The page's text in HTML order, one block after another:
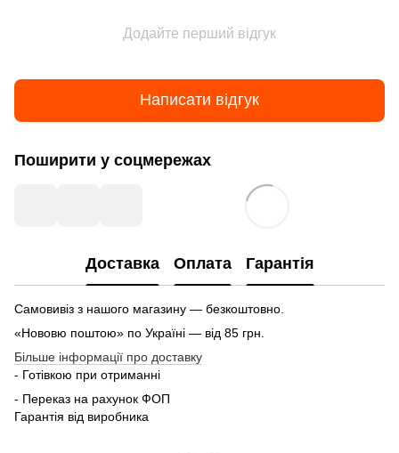
Додайте перший відгук
Написати відгук
Поширити у соцмережах
Доставка Оплата Гарантія
Самовивіз з нашого магазину — безкоштовно.
«Нововю поштою» по Україні — від 85 грн.
Більше інформації про доставку
- Готівкою при отриманні
- Переказ на рахунок ФОП
Гарантія від виробника